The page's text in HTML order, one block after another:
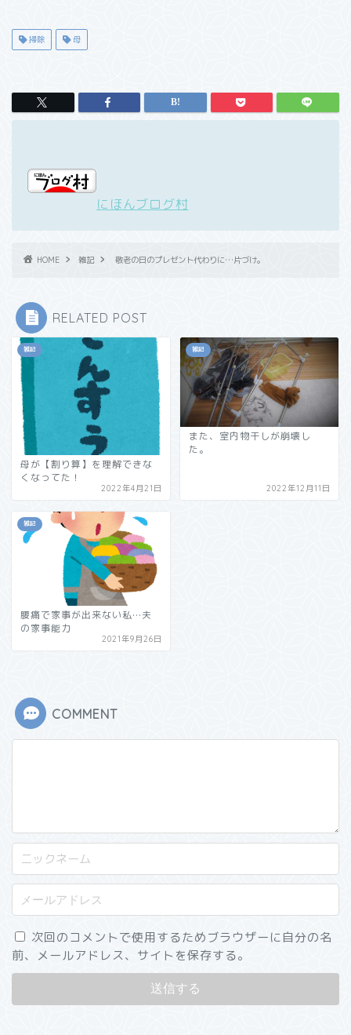
掃除 母
にほんブログ村
HOME 雑記 敬老の日のプレゼント代わりに…片づけ。
RELATED POST
雑記
母が【割り算】を理解できな
くなってた！
2022年4月21日
雑記
また、室内物干しが崩壊し
た。
2022年12月11日
雑記
腰痛で家事が出来ない私…夫
の家事能力
2021年9月26日
COMMENT
次回のコメントで使用するためブラウザーに自分の名
前、メールアドレス、サイトを保存する。